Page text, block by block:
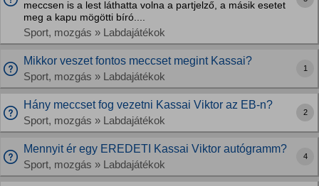
meccsen is a lest láthatta volna a partjelző, a másik esetet
meg a kapu mögötti bíró....
Sport, mozgás » Labdajátékok
Mikkor veszet fontos meccset megint Kassai?
Sport, mozgás » Labdajátékok
1
Hány meccset fog vezetni Kassai Viktor az EB-n?
Sport, mozgás » Labdajátékok
2
Mennyit ér egy EREDETI Kassai Viktor autógramm?
Sport, mozgás » Labdajátékok
4